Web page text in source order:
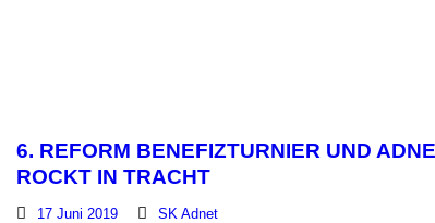
6. REFORM BENEFIZTURNIER UND
ROCKT IN TRACHT
17 Juni 2019 SK Adnet